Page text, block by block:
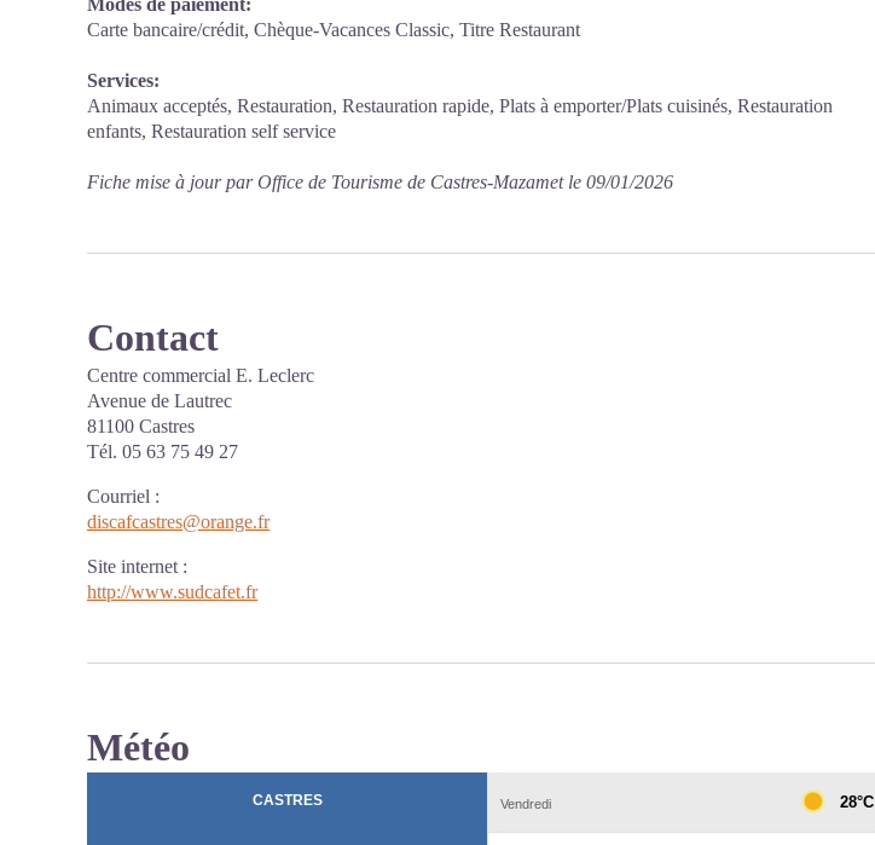
Modes de paiement:
Carte bancaire/crédit, Chèque-Vacances Classic, Titre Restaurant
Services:
Animaux acceptés, Restauration, Restauration rapide, Plats à emporter/Plats cuisinés, Restauration
enfants, Restauration self service
Fiche mise à jour par Office de Tourisme de Castres-Mazamet le 09/01/2026
Contact
Centre commercial E. Leclerc
Avenue de Lautrec
81100 Castres
Tél. 05 63 75 49 27
Courriel :
discafcastres@orange.fr
Site internet :
http://www.sudcafet.fr
Météo